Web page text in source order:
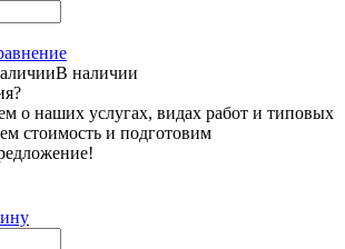
В наличии
о наших услугах, видах работ и типовых
стоимость и подготовим